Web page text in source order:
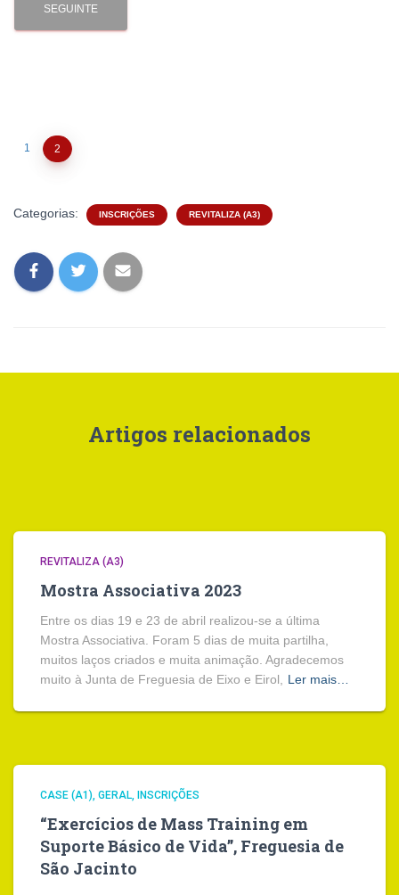
SEGUINTE
1 2
Categorias: INSCRIÇÕES REVITALIZA (A3)
Artigos relacionados
REVITALIZA (A3)
Mostra Associativa 2023
Entre os dias 19 e 23 de abril realizou-se a última
Mostra Associativa. Foram 5 dias de muita partilha,
muitos laços criados e muita animação. Agradecemos
muito à Junta de Freguesia de Eixo e Eirol,
Ler mais…
CASE (A1) GERAL INSCRIÇÕES
“Exercícios de Mass Training em
Suporte Básico de Vida”, Freguesia de
São Jacinto